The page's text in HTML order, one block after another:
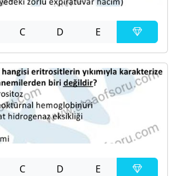
C D E
C D E